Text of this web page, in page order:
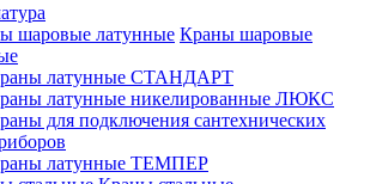
Краны шаровые
латунные СТАНДАРТ
латунные никелированные ЛЮКС
для подключения сантехнических
латунные ТЕМПЕР